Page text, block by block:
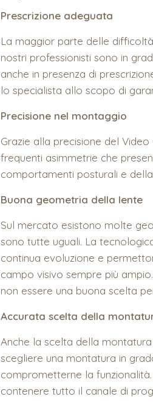
Prescrizione adeguata
La maggior parte delle
nostri professionisti sono in
anche in presenza di
lo specialista allo scopo di
Precisione nel montaggio
Grazie alla precisione del
frequenti asimmetrie che
comportamenti posturali e
Buona geometria della lente
Sul mercato esistono molte
sono tutte uguali. La
continua evoluzione e
campo visivo sempre più
non essere una buona scelta
Accurata scelta della
Anche la scelta della
scegliere una montatura in
comprometterne la
contenere tutto il canale di